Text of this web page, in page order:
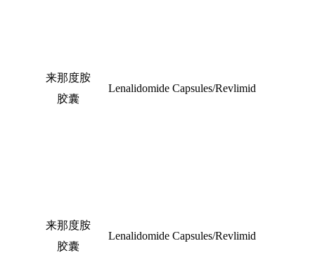
来那度胺
胶囊
Lenalidomide Capsules/Revlimid
来那度胺
胶囊
Lenalidomide Capsules/Revlimid